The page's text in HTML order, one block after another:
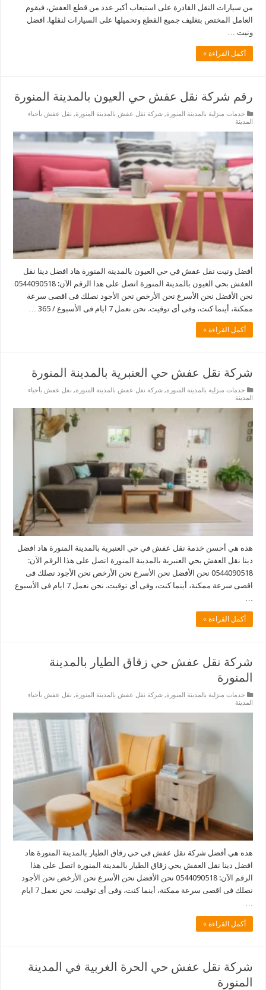
من سيارات النقل القادرة على استيعاب أكبر عدد من قطع العفش، فيقوم
العامل المختص بتغليف جميع القطع وتحميلها على السيارات لنقلها. افضل
ونيت …
أكمل القراءة »
رقم شركة نقل عفش حي العيون بالمدينة المنورة
خدمات منزلية بالمدينة المنورة,شركة نقل عفش بالمدينة المنورة, نقل عفش بأحياء
المدينة
أفضل ونيت نقل عفش في حي العيون بالمدينة المنورة هاد افضل دينا نقل
العفش بحي العيون بالمدينة المنورة اتصل على هذا الرقم الآن: 0544090518
نحن الأفضل نحن الأسرع نحن الأرخص نحن الأجود نصلك فى اقصى سرعة
ممكنة، أينما كنت، وفى أى توقيت. نحن نعمل 7 ايام فى الأسبوع / 365 …
أكمل القراءة »
شركة نقل عفش حي العنبرية بالمدينة المنورة
خدمات منزلية بالمدينة المنورة,شركة نقل عفش بالمدينة المنورة, نقل عفش بأحياء
المدينة
هذه هي أحسن خدمة نقل عفش في حي العنبرية بالمدينة المنورة هاد افضل
دينا نقل العفش بحي العنبرية بالمدينة المنورة اتصل على هذا الرقم الآن:
0544090518 نحن الأفضل نحن الأسرع نحن الأرخص نحن الأجود نصلك فى
اقصى سرعة ممكنة، أينما كنت، وفى أى توقيت. نحن نعمل 7 ايام فى الأسبوع
…
أكمل القراءة »
شركة نقل عفش حي زقاق الطيار بالمدينة
المنورة
خدمات منزلية بالمدينة المنورة,شركة نقل عفش بالمدينة المنورة, نقل عفش بأحياء
المدينة
هذه هي أفضل شركة نقل عفش في حي زقاق الطيار بالمدينة المنورة هاد
افضل دينا نقل العفش بحي زقاق الطيار بالمدينة المنورة اتصل على هذا
الرقم الآن: 0544090518 نحن الأفضل نحن الأسرع نحن الأرخص نحن الأجود
نصلك فى اقصى سرعة ممكنة، أينما كنت، وفى أى توقيت. نحن نعمل 7 ايام
أكمل القراءة »
شركة نقل عفش حي الحرة الغربية في المدينة
المنورة